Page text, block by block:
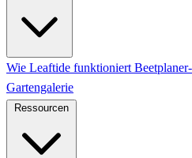
Wie Leaftide funktioniert
Gartengalerie
Ressourcen